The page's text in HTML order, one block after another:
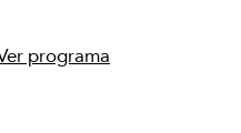
programa